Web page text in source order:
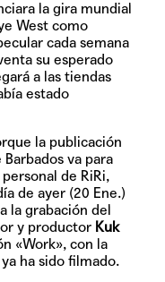
la gira mundial
West como
cada semana
su esperado
a las tiendas
estado
la publicación
va para
de RiRi,
de ayer (20 Ene.)
la grabación del
y productor Kuk
«Work», con la
ha sido filmado.